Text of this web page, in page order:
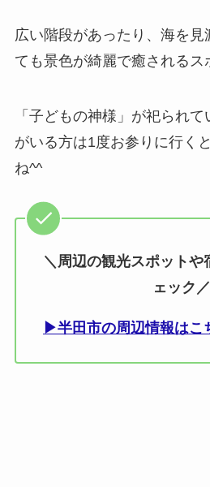
広い階段があったり、海を見
ても景色が綺麗で癒されるス
「子どもの神様」が祀られ
がいる方は1度お参りに行く
ね^^
＼周辺の観光スポットや
ェック／
▶半田市の周辺情報はこ